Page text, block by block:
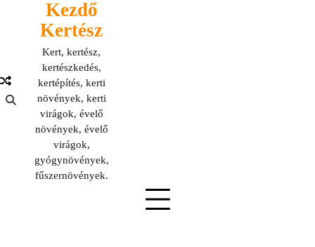
Kezdő
Kertész
Kert, kertész,
kertészkedés,
kertépítés, kerti
növények, kerti
virágok, évelő
növények, évelő
virágok,
gyógynövények,
fűszernövények.